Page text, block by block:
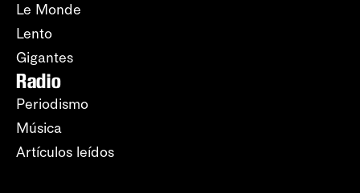
Le Monde
Lento
Gigantes
Radio
Periodismo
Música
Artículos leídos